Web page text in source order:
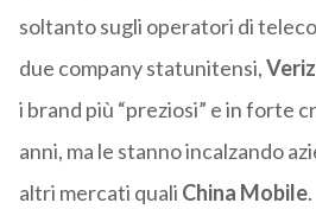
soltanto sugli operatori di
due company statunitensi,
i brand più “preziosi” e in forte
anni, ma le stanno incalzando
altri mercati quali China Mobile.